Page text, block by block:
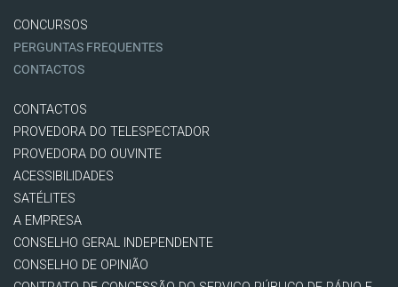
CONCURSOS
PERGUNTAS FREQUENTES
CONTACTOS
CONTACTOS
PROVEDORA DO TELESPECTADOR
PROVEDORA DO OUVINTE
ACESSIBILIDADES
SATÉLITES
A EMPRESA
CONSELHO GERAL INDEPENDENTE
CONSELHO DE OPINIÃO